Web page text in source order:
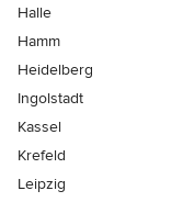
Halle
Hamm
Heidelberg
Ingolstadt
Kassel
Krefeld
Leipzig